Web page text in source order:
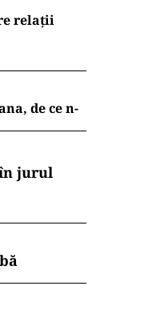
relații
de ce n-
în jurul